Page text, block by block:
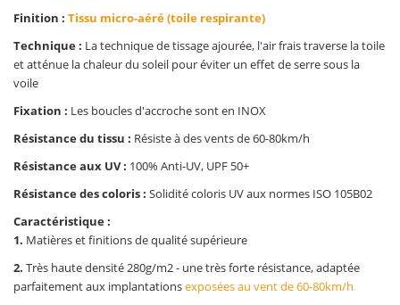
Finition : Tissu micro-aéré (toile respirante)
Technique : La technique de tissage ajourée, l'air frais traverse la toile
et atténue la chaleur du soleil pour éviter un effet de serre sous la
voile
Fixation : Les boucles d'accroche sont en INOX
Résistance du tissu : Résiste à des vents de 60-80km/h
Résistance aux UV : 100% Anti-UV, UPF 50+
Résistance des coloris : Solidité coloris UV aux normes ISO 105B02
Caractéristique :
1. Matières et finitions de qualité supérieure
2. Très haute densité 280g/m2 - une très forte résistance, adaptée
parfaitement aux implantationsexposées au vent de 60-80km/h